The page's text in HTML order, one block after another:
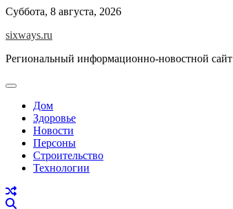
Перейти
содержимому
Суббота, 8 августа, 2026
sixways.ru
Региональный информационно-новостной сайт
Дом
Здоровье
Новости
Персоны
Строительство
Технологии